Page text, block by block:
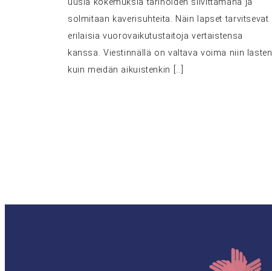
uusia kokemuksia tarinoiden siivittämänä ja
solmitaan kaverisuhteita. Näin lapset tarvitsevat
erilaisia vuorovaikutustaitoja vertaistensa
kanssa. Viestinnällä on valtava voima niin lasten
kuin meidän aikuistenkin […]